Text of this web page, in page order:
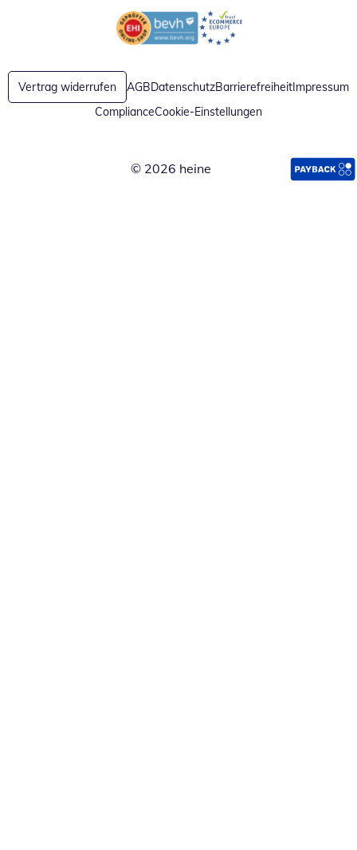
Öffnet in neuem FensterÖffnet in neuem Fenster
Vertrag widerrufen AGBDatenschutzBarrierefreiheitImpressum
ComplianceCookie-Einstellungen
© 2026 heine